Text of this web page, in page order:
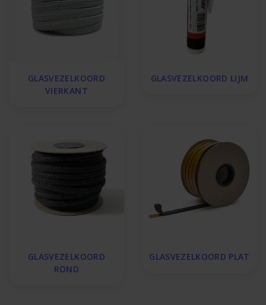
GLASVEZELKOORD
VIERKANT
GLASVEZELKOORD LIJM
GLASVEZELKOORD
ROND
GLASVEZELKOORD PLAT